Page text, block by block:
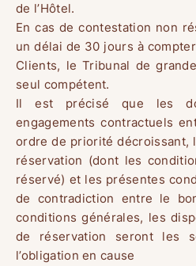
de l’Hôtel.
En cas de contestation non
un délai de 30 jours à
Clients, le Tribunal de
seul compétent.
Il est précisé que les
engagements contractuels
ordre de priorité décroissant,
réservation (dont les
réservé) et les présentes
de contradiction entre le
conditions générales, les
de réservation seront les
l’obligation en cause